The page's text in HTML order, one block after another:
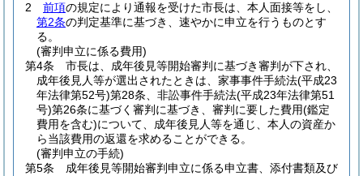
2
前項の規定により通報を受けた市長は、本人面接等をし、
第2条の判定基準に基づき、速やかに申立を行うものとす
る。
(審判申立に係る費用)
第4条
市長は、成年後見等開始審判に基づき審判が下され、
成年後見人等が選出されたときは、家事事件手続法(平成23
年法律第52号)第28条、非訟事件手続法(平成23年法律第51
号)第26条に基づく審判に基づき、審判に要した費用(鑑定
費用を含む)について、成年後見人等を通じ、本人の資産か
ら当該費用の返還を求めることができる。
(審判申立の手続)
第5条
成年後見等開始審判申立に係る申立書、添付書類及び